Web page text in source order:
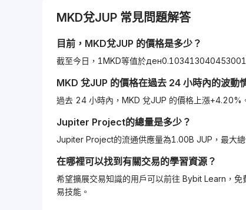
MKD兌JUP 常見問題解答
目前， MKD兌JUP 的價格是多少？
截至今日，1MKD等值於
MKD 兌JUP 的價格在過去 24 小時內的波動
過去 24 小時內，MKD 兌JUP 的價格上漲+4.20%
Jupiter Project的總量是多少？
Jupiter Project的流通供應量為1.00B JUP，最大
在哪裡可以找到有關交易的學習資源？
希望擴展交易知識的用戶可以前往 Bybit Learn，
易技能。